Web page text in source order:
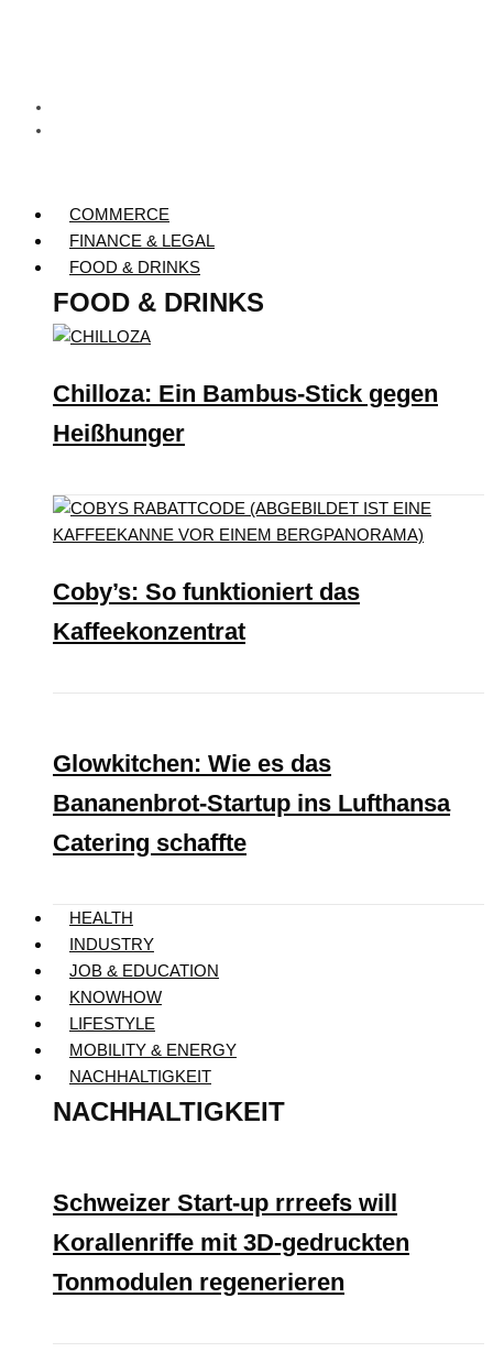
COMMERCE
FINANCE & LEGAL
FOOD & DRINKS
FOOD & DRINKS
Chilloza: Ein Bambus-Stick gegen
Heißhunger
Coby’s: So funktioniert das
Kaffeekonzentrat
Glowkitchen: Wie es das
Bananenbrot-Startup ins Lufthansa
Catering schaffte
HEALTH
INDUSTRY
JOB & EDUCATION
KNOWHOW
LIFESTYLE
MOBILITY & ENERGY
NACHHALTIGKEIT
NACHHALTIGKEIT
Schweizer Start-up rrreefs will
Korallenriffe mit 3D-gedruckten
Tonmodulen regenerieren